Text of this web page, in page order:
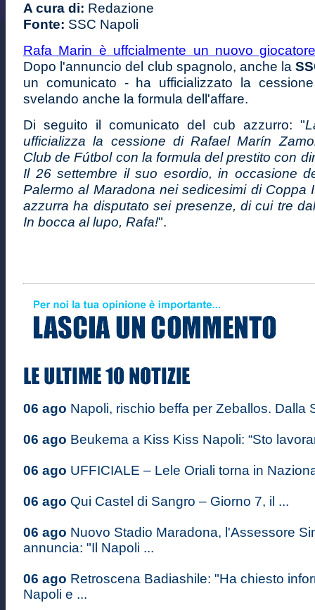
A cura di: Redazione
Fonte: SSC Napoli
Rafa Marin è uffcialmente un nuovo
Dopo l'annuncio del club spagnolo, anche la
un comunicato - ha ufficializzato la
svelando anche la formula dell'affare.
Di seguito il comunicato del cub azzurro: "
ufficializza la cessione di Rafael Marín
Club de Fútbol con la formula del prestito con
Il 26 settembre il suo esordio, in occasione
Palermo al Maradona nei sedicesimi di Coppa
azzurra ha disputato sei presenze, di cui tre
In bocca al lupo, Rafa!".
06 ago Napoli, rischio beffa per Zeballos. Dalla
06 ago Beukema a Kiss Kiss Napoli: “Sto
06 ago UFFICIALE – Lele Oriali torna in
06 ago Qui Castel di Sangro – Giorno 7, il ...
06 ago Nuovo Stadio Maradona, l'Assessore
annuncia: "Il Napoli ...
06 ago Retroscena Badiashile: "Ha chiesto
Napoli e ...